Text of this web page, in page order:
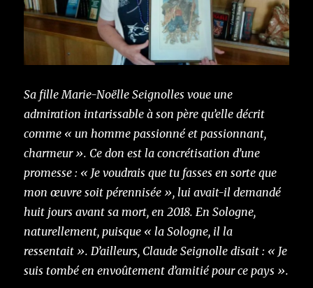
Sa fille Marie-Noëlle Seignolles voue une
admiration intarissable à son père qu’elle décrit
comme « un homme passionné et passionnant,
charmeur ». Ce don est la concrétisation d’une
promesse : « Je voudrais que tu fasses en sorte que
mon œuvre soit pérennisée », lui avait-il demandé
huit jours avant sa mort, en 2018. En Sologne,
naturellement, puisque « la Sologne, il la
ressentait ». D’ailleurs, Claude Seignolle disait : « Je
suis tombé en envoûtement d’amitié pour ce pays ».